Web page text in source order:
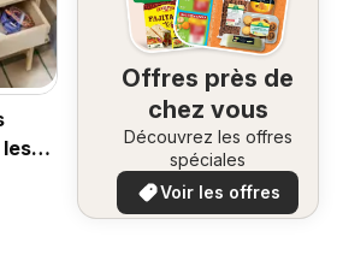
Offres près de
chez vous
Découvrez les offres
spéciales
Voir les offres